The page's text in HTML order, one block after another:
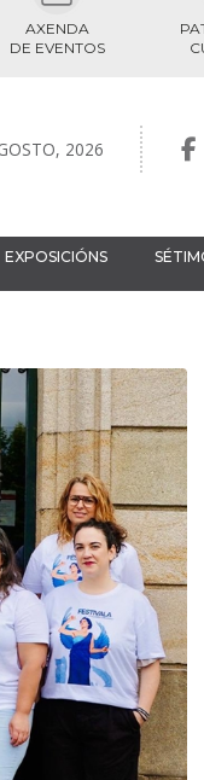
AXENDA
DE EVENTOS
2026
EXPOSICIÓNS